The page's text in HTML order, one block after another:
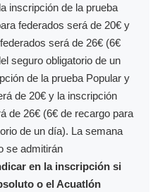
inscripción de la prueba
federados será de 20€ y
será de 26€ (6€
seguro obligatorio de un
de la prueba Popular y
de 20€ y la inscripción
de 26€ (6€ de recargo para
de un día). La semana
se admitirán
en la inscripción si
o el Acuatlón